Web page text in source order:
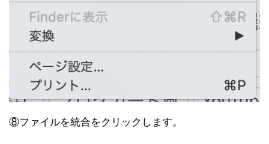
⑧ファイルを統合をクリックします。